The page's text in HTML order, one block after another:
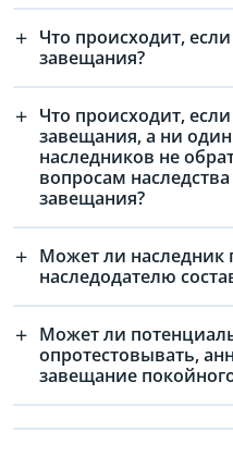
Что происходит,
завещания?
Что происходит,
завещания, а ни
наследников не
вопросам
завещания?
Может ли наследник
наследодателю
Может ли
опротестовывать,
завещание